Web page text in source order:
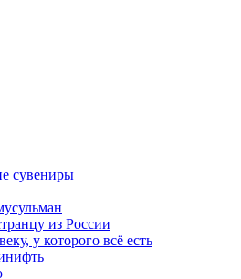
сувениры
из России
у которого всё есть